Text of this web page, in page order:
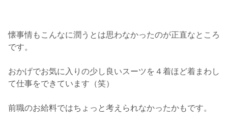
懐事情もこんなに潤うとは思わなかったのが正直なところ
です。
おかげでお気に入りの少し良いスーツを４着ほど着まわし
て仕事をできています（笑）
前職のお給料ではちょっと考えられなかったかもです。